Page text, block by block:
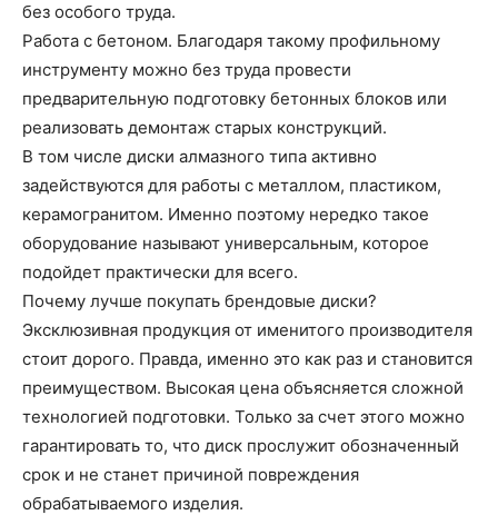
без особого труда.
Работа с бетоном. Благодаря такому профильному
инструменту можно без труда провести
предварительную подготовку бетонных блоков или
реализовать демонтаж старых конструкций.
В том числе диски алмазного типа активно
задействуются для работы с металлом, пластиком,
керамогранитом. Именно поэтому нередко такое
оборудование называют универсальным, которое
подойдет практически для всего.
Почему лучше покупать брендовые диски?
Эксклюзивная продукция от именитого производителя
стоит дорого. Правда, именно это как раз и становится
преимуществом. Высокая цена объясняется сложной
технологией подготовки. Только за счет этого можно
гарантировать то, что диск прослужит обозначенный
срок и не станет причиной повреждения
обрабатываемого изделия.